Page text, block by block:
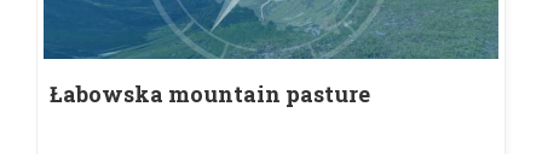
Łabowska mountain pasture